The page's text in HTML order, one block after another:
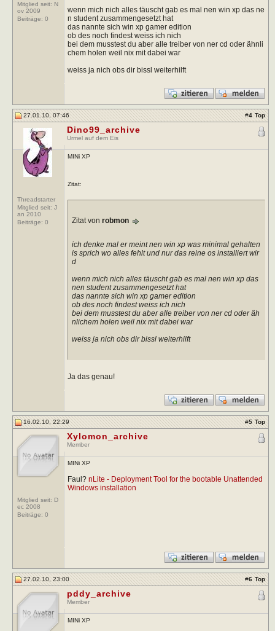
Mitglied seit: N
ov 2009
Beiträge: 0
wenn mich nich alles täuscht gab es mal nen win xp das ne
n student zusammengesetzt hat
das nannte sich win xp gamer edition
ob des noch findest weiss ich nich
bei dem musstest du aber alle treiber von ner cd oder ähnli
chem holen weil nix mit dabei war
weiss ja nich obs dir bissl weiterhilft
27.01.10, 07:46 #4 Top
Threadstarter
Mitglied seit: J
an 2010
Beiträge: 0
Dino99_archive
Urmel auf dem Eis
MINi XP
Zitat:
Zitat von robmon
ich denke mal er meint nen win xp was minimal gehalten
is sprich wo alles fehlt und nur das reine os installiert wir
d
wenn mich nich alles täuscht gab es mal nen win xp das
nen student zusammengesetzt hat
das nannte sich win xp gamer edition
ob des noch findest weiss ich nich
bei dem musstest du aber alle treiber von ner cd oder äh
nlichem holen weil nix mit dabei war
weiss ja nich obs dir bissl weiterhilft
Ja das genau!
16.02.10, 22:29 #5 Top
Mitglied seit: D
ec 2008
Beiträge: 0
Xylomon_archive
Member
MINi XP
Faul? nLite - Deployment Tool for the bootable Unattended
Windows installation
27.02.10, 23:00 #6 Top
pddy_archive
Member
MINi XP